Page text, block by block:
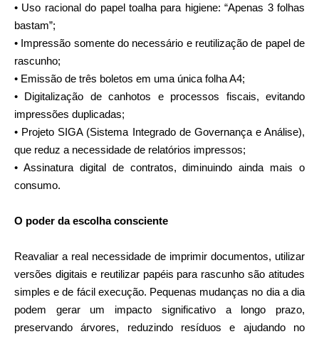
• Uso racional do papel toalha para higiene: “Apenas 3 folhas
bastam”;
• Impressão somente do necessário e reutilização de papel de
rascunho;
• Emissão de três boletos em uma única folha A4;
• Digitalização de canhotos e processos fiscais, evitando
impressões duplicadas;
• Projeto SIGA (Sistema Integrado de Governança e Análise),
que reduz a necessidade de relatórios impressos;
• Assinatura digital de contratos, diminuindo ainda mais o
consumo.
O poder da escolha consciente
Reavaliar a real necessidade de imprimir documentos, utilizar
versões digitais e reutilizar papéis para rascunho são atitudes
simples e de fácil execução. Pequenas mudanças no dia a dia
podem gerar um impacto significativo a longo prazo,
preservando árvores, reduzindo resíduos e ajudando no